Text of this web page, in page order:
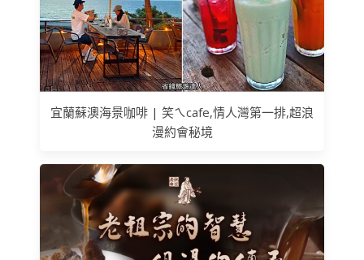
宜蘭蘇澳海景咖啡 | 笑ㄟcafe,情人灣第一排,超浪
漫約會秘境